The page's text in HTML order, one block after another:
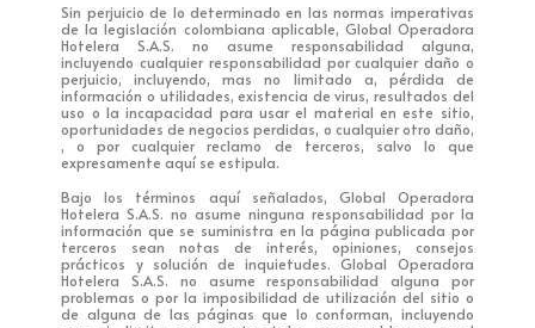
Sin perjuicio de lo determinado en las normas imperativas
de la legislación colombiana aplicable, Global Operadora
Hotelera S.A.S. no asume responsabilidad alguna,
incluyendo cualquier responsabilidad por cualquier daño o
perjuicio, incluyendo, mas no limitado a, pérdida de
información o utilidades, existencia de virus, resultados del
uso o la incapacidad para usar el material en este sitio,
oportunidades de negocios perdidas, o cualquier otro daño,
, o por cualquier reclamo de terceros, salvo lo que
expresamente aquí se estipula.
Bajo los términos aquí señalados, Global Operadora
Hotelera S.A.S. no asume ninguna responsabilidad por la
información que se suministra en la página publicada por
terceros sean notas de interés, opiniones, consejos
prácticos y solución de inquietudes. Global Operadora
Hotelera S.A.S. no asume responsabilidad alguna por
problemas o por la imposibilidad de utilización del sitio o
de alguna de las páginas que lo conforman, incluyendo